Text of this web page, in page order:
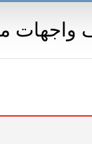
واجهات